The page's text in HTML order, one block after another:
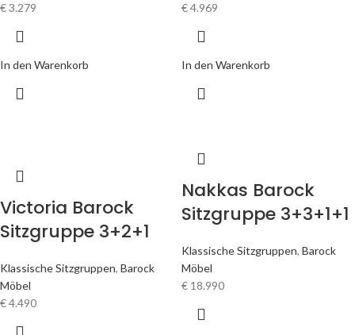
€3.279
In den Warenkorb
€4.969
In den Warenkorb
Victoria Barock
Sitzgruppe 3+2+1
Klassische Sitzgruppen, Barock
Möbel
€4.490
Nakkas Barock
Sitzgruppe 3+3+1+1
Klassische Sitzgruppen, Barock
Möbel
€ 18.990